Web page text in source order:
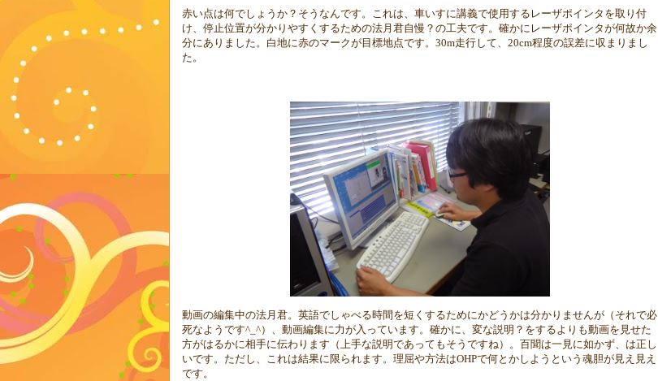
赤い点は何でしょうか？そうなんです。これは、車いすに講義で使用するレーザポインタを取り付
け、停止位置が分かりやすくするための法月君自慢？の工夫です。確かにレーザポインタが何故か余
分にありました。白地に赤のマークが目標地点です。 30m走行して、 20cm程度の誤差に収まりまし
た。
動画の編集中の法月君。英語でしゃべる時間を短くするためにかどうかは分かりませんが（それで必
死なようです^_^）、動画編集に力が入っています。確かに、変な説明？をするよりも動画を見せた
方がはるかに相手に伝わります（上手な説明であってもそうですね）。百聞は一見に如かず、は正し
いです。ただし、これは結果に限られます。理屈や方法はOHPで何とかしようという魂胆が見え見え
です。